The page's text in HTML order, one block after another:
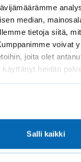
median,
tietoja siitä,
voivat
joita olet
heidän
Salli kaikki